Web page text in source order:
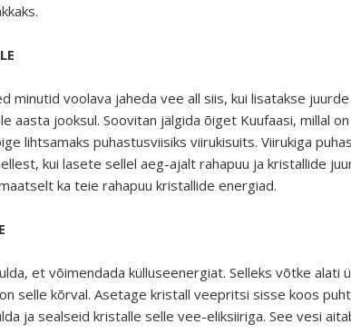
minutid voolava jaheda vee all siis, kui lisatakse
aasta jooksul. Soovitan jälgida õiget Kuufaasi, millal
lihtsamaks puhastusviisiks viirukisuits. Viirukiga
kui lasete sellel aeg-ajalt rahapuu ja kristallide
ka teie rahapuu kristallide energiad.
et võimendada külluseenergiat. Selleks võtke alati
selle kõrval. Asetage kristall veepritsi sisse koos
ja sealseid kristalle selle vee-eliksiiriga. See vesi